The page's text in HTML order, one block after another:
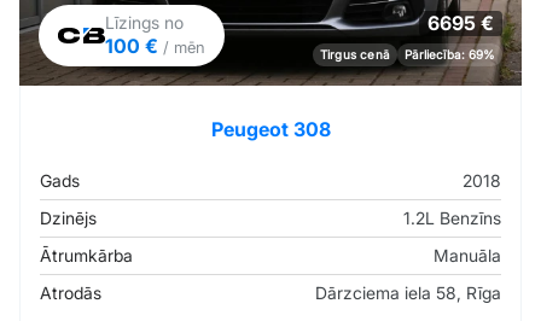
Līzings no
100 € / mēn
6695 €
Tirgus cenā Pārliecība: 69%
Peugeot 308
Gads
2018
Dzinējs
1.2L Benzīns
Ātrumkārba
Manuāla
Atrodās
Dārzciema iela 58, Rīga